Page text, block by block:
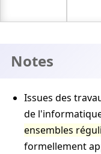
Notes
Issues des
de
ensembles
formellement